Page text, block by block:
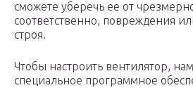
сможете уберечь ее от
соответственно, повреждения
строя.
Чтобы настроить вентилятор,
специальное программное